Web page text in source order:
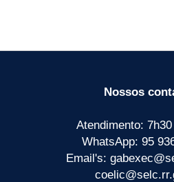
Nossos
Atendimento:
WhatsApp: 95
Email's: